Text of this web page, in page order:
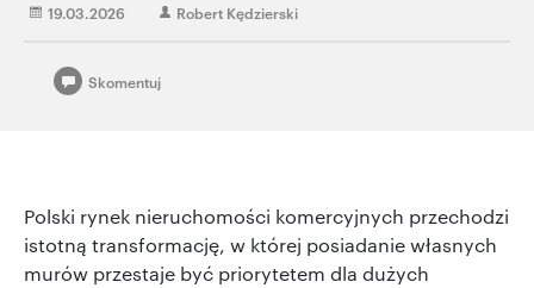
19.03.2026 Robert Kędzierski
Skomentuj
Polski rynek nieruchomości komercyjnych przechodzi
istotną transformację, w której posiadanie własnych
murów przestaje być priorytetem dla dużych